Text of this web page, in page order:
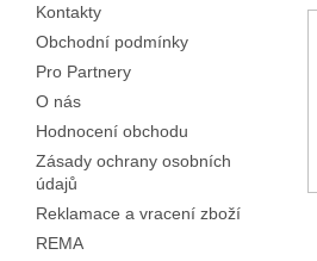
Kontakty
Obchodní podmínky
Pro Partnery
O nás
Hodnocení obchodu
Zásady ochrany osobních
údajů
Reklamace a vracení zboží
REMA